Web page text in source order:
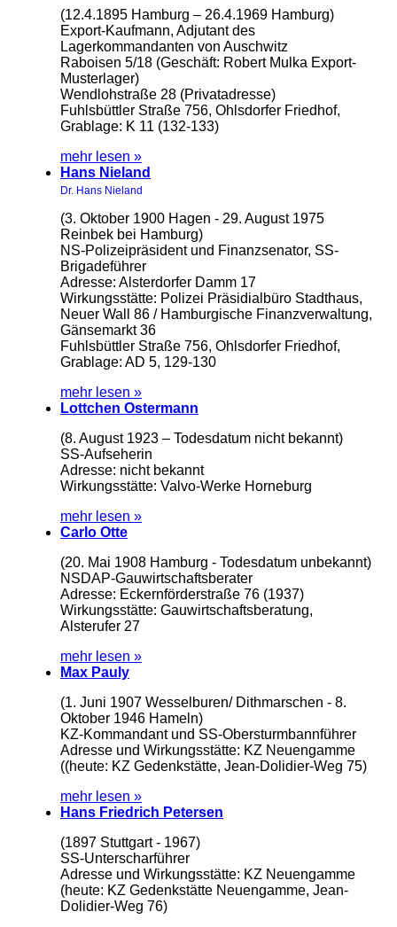
(12.4.1895 Hamburg – 26.4.1969 Hamburg)
Export-Kaufmann, Adjutant des
Lagerkommandanten von Auschwitz
Raboisen 5/18 (Geschäft: Robert Mulka Export-
Musterlager)
Wendlohstraße 28 (Privatadresse)
Fuhlsbüttler Straße 756, Ohlsdorfer Friedhof,
Grablage: K 11 (132-133)
mehr lesen »
Hans Nieland
Dr. Hans Nieland
(3. Oktober 1900 Hagen - 29. August 1975
Reinbek bei Hamburg)
NS-Polizeipräsident und Finanzsenator, SS-
Brigadeführer
Adresse: Alsterdorfer Damm 17
Wirkungsstätte: Polizei Präsidialbüro Stadthaus,
Neuer Wall 86 / Hamburgische Finanzverwaltung,
Gänsemarkt 36
Fuhlsbüttler Straße 756, Ohlsdorfer Friedhof,
Grablage: AD 5, 129-130
mehr lesen »
Lottchen Ostermann
(8. August 1923 – Todesdatum nicht bekannt)
SS-Aufseherin
Adresse: nicht bekannt
Wirkungsstätte: Valvo-Werke Horneburg
mehr lesen »
Carlo Otte
(20. Mai 1908 Hamburg - Todesdatum unbekannt)
NSDAP-Gauwirtschaftsberater
Adresse: Eckernförderstraße 76 (1937)
Wirkungsstätte: Gauwirtschaftsberatung,
Alsterufer 27
mehr lesen »
Max Pauly
(1. Juni 1907 Wesselburen/ Dithmarschen - 8.
Oktober 1946 Hameln)
KZ-Kommandant und SS-Obersturmbannführer
Adresse und Wirkungsstätte: KZ Neuengamme
((heute: KZ Gedenkstätte, Jean-Dolidier-Weg 75)
mehr lesen »
Hans Friedrich Petersen
(1897 Stuttgart - 1967)
SS-Unterscharführer
Adresse und Wirkungsstätte: KZ Neuengamme
(heute: KZ Gedenkstätte Neuengamme, Jean-
Dolidier-Weg 76)